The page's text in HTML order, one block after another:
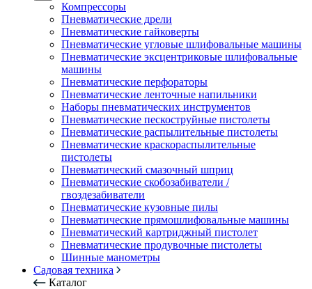
Компрессоры
Пневматические дрели
Пневматические гайковерты
Пневматические угловые шлифовальные машины
Пневматические эксцентриковые шлифовальные
машины
Пневматические перфораторы
Пневматические ленточные напильники
Наборы пневматических инструментов
Пневматические пескоструйные пистолеты
Пневматические распылительные пистолеты
Пневматические краскораспылительные
пистолеты
Пневматический смазочный шприц
Пневматические скобозабиватели /
гвоздезабиватели
Пневматические кузовные пилы
Пневматические прямошлифовальные машины
Пневматический картриджный пистолет
Пневматические продувочные пистолеты
Шинные манометры
Садовая техника
Каталог